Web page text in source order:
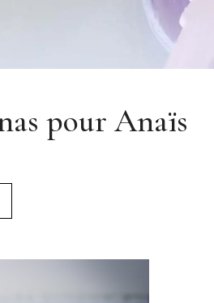
pour Anaïs